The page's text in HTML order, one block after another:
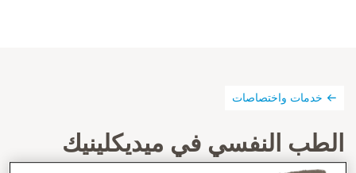
خدمات واختصاصات
الطب النفسي في ميديكلينيك